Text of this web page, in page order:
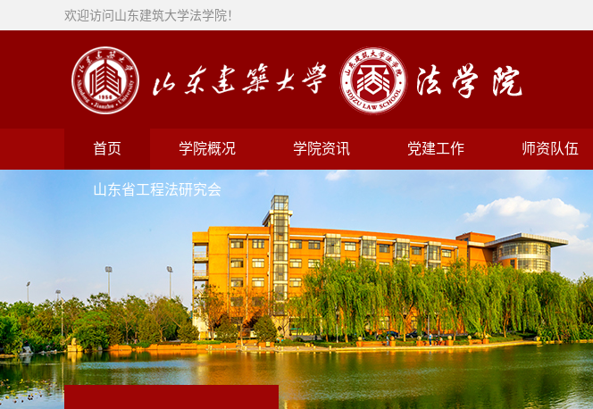
欢迎访问山东建筑大学法学院！
首页 学院概况 学院资讯 党建工作 师资队伍
山东省工程法研究会